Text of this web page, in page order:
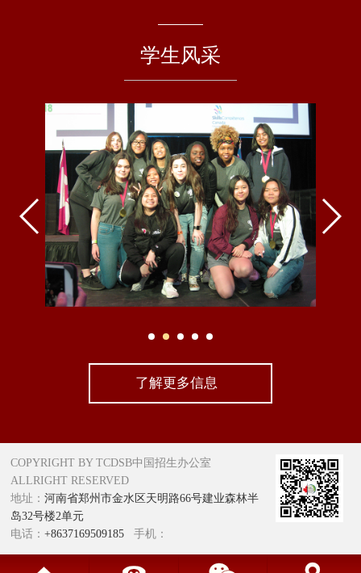
学生风采
了解更多信息
COPYRIGHT BY TCDSB中国招生办公室
ALLRIGHT RESERVED
地址：河南省郑州市金水区天明路66号建业森林半
岛32号楼2单元
电话：+8637169509185 手机：